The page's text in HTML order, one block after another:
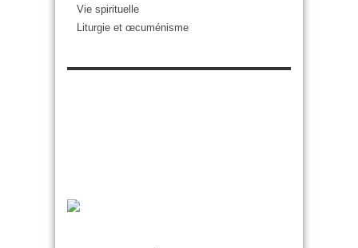
Vie spirituelle
Liturgie et œcuménisme